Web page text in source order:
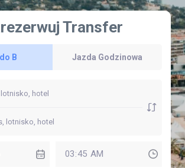
Transfer
B Jazda Godzinowa